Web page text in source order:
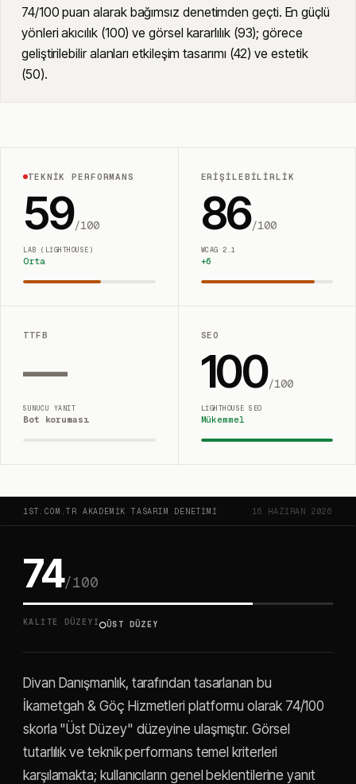
74/100 puan alarak bağımsız denetimden geçti. En güçlü
yönleri akıcılık (100) ve görsel kararlılık (93); görece
geliştirilebilir alanları etkileşim tasarımı (42) ve estetik
(50).
TEKNIK PERFORMANS
59/100
LAB (LIGHTHOUSE)
Orta
ERIŞILEBILIRLIK
86/100
WCAG 2.1
+6
TTFB
—
SUNUCU YANIT
Bot koruması
SEO
100/100
LIGHTHOUSE SEO
Mükemmel
1ST.COM.TR AKADEMIK TASARIM DENETIMI 16 HAZIRAN 2026
74/100
KALITE DÜZEYI○ÜST DÜZEY
Divan Danışmanlık, tarafından tasarlanan bu
İkametgah & Göç Hizmetleri platformu olarak 74/100
skorla "Üst Düzey" düzeyine ulaşmıştır. Görsel
tutarlılık ve teknik performans temel kriterleri
karşılamakta; kullanıcıların genel beklentilerine yanıt